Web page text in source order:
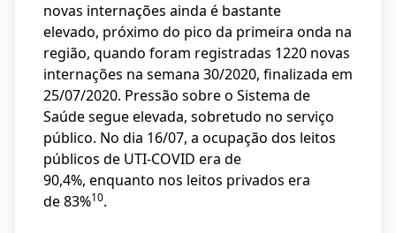
novas internações ainda é bastante
elevado, próximo do pico da primeira onda na
região, quando foram registradas 1220 novas
internações na semana 30/2020, finalizada em
25/07/2020. Pressão sobre o Sistema de
Saúde segue elevada, sobretudo no serviço
público. No dia 16/07, a ocupação dos leitos
públicos de UTI-COVID era de
90,4%, enquanto nos leitos privados era
de 83%10.